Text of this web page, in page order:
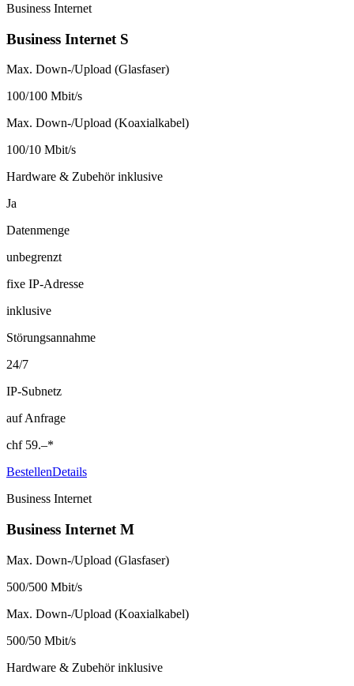
Business Internet
Business Internet S
Max. Down-/Upload (Glasfaser)
100/100 Mbit/s
Max. Down-/Upload (Koaxialkabel)
100/10 Mbit/s
Hardware & Zubehör inklusive
Ja
Datenmenge
unbegrenzt
fixe IP-Adresse
inklusive
Störungsannahme
24/7
IP-Subnetz
auf Anfrage
chf 59.–*
BestellenDetails
Business Internet
Business Internet M
Max. Down-/Upload (Glasfaser)
500/500 Mbit/s
Max. Down-/Upload (Koaxialkabel)
500/50 Mbit/s
Hardware & Zubehör inklusive